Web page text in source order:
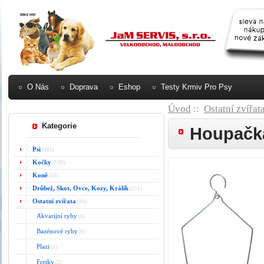
O Nás Doprava Eshop Testy Krmiv Pro Psy
Kategorie
Psi (881)
Kočky (139)
Koně (50)
Drůbež, Skot, Ovce, Kozy, Králík (151)
Ostatní zvířata (94)
Akvarijní ryby (6)
Bazénové ryby (6)
Plazi (5)
Fretky (2)
Úvod :: Ostatní